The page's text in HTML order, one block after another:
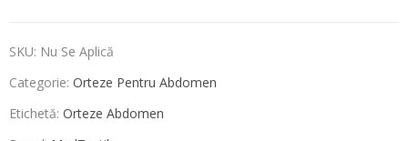
SKU: Nu Se Aplică
Categorie: Orteze Pentru Abdomen
Etichetă: Orteze Abdomen